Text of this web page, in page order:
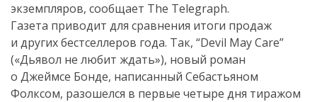
экземпляров, сообщает The Telegraph.
Газета приводит для сравнения итоги продаж
и других бестселлеров года. Так, “Devil May Care”
(«Дьявол не любит ждать»), новый роман
о Джеймсе Бонде, написанный Себастьяном
Фолксом, разошелся в первые четыре дня тиражом